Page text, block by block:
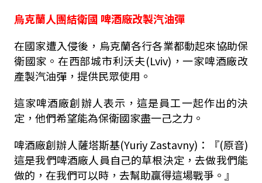
烏克蘭人團結衛國 啤酒廠改製汽油彈
在國家遭入侵後，烏克蘭各行各業都動起來協助保
衛國家。在西部城市利沃夫(Lviv)，一家啤酒廠改
產製汽油彈，提供民眾使用。
這家啤酒廠創辦人表示，這是員工一起作出的決
定，他們希望能為保衛國家盡一己之力。
啤酒廠創辦人薩塔斯基(Yuriy Zastavny)：『(原音)
這是我們啤酒廠人員自己的草根決定，去做我們能
做的，在我們可以時，去幫助贏得這場戰爭。』